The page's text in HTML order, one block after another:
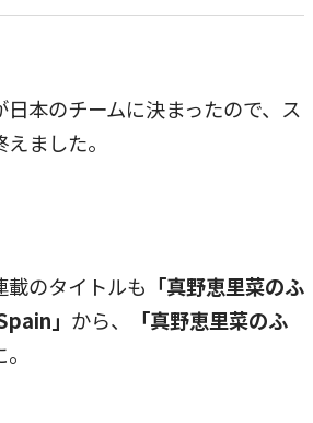
本のチームに決まったので、ス
ました。
載のタイトルも 「真野恵里菜のふ
」 から、
「真野恵里菜のふ